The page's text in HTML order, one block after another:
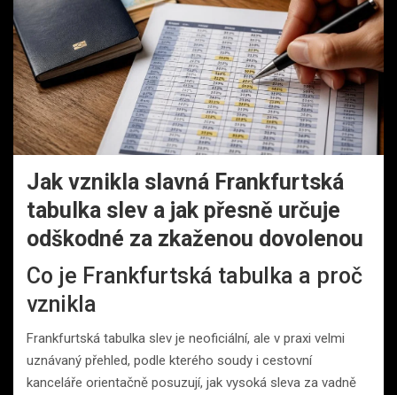
Jak vznikla slavná Frankfurtská
tabulka slev a jak přesně určuje
odškodné za zkaženou dovolenou
Co je Frankfurtská tabulka a proč
vznikla
Frankfurtská tabulka slev je neoficiální, ale v praxi velmi
uznávaný přehled, podle kterého soudy i cestovní
kanceláře orientačně posuzují, jak vysoká sleva za vadně